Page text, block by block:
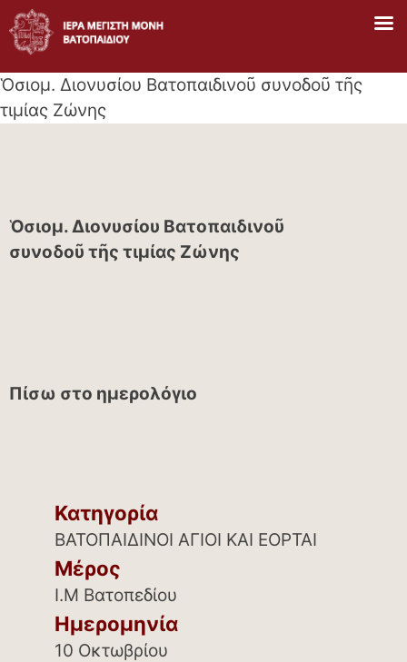
Skip
to
Ὁσιομ. Διονυσίου Βατοπαιδινοῦ συνοδοῦ τῆς
τιμίας Ζώνης
Ὁσιομ. Διονυσίου Βατοπαιδινοῦ
συνοδοῦ τῆς τιμίας Ζώνης
Πίσω στο ημερολόγιο
Κατηγορία
ΒΑΤΟΠΑΙΔΙΝΟΙ ΑΓΙΟΙ ΚΑΙ ΕΟΡΤΑΙ
Μέρος
Ι.Μ Βατοπεδίου
Ημερομηνία
10 Οκτωβρίου